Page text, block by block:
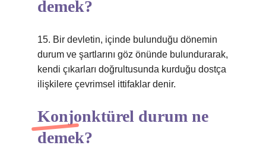
demek?
15. Bir devletin, içinde bulunduğu dönemin
durum ve şartlarını göz önünde bulundurarak,
kendi çıkarları doğrultusunda kurduğu dostça
ilişkilere çevrimsel ittifaklar denir.
Konjonktürel durum ne
demek?